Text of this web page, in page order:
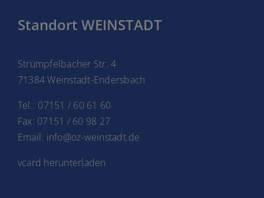
Standort WEINSTADT
Strümpfelbacher Str. 4
71384 Weinstadt-Endersbach
Tel.: 07151 / 60 61 60
Fax: 07151 / 60 98 27
Email: info@oz-weinstadt.de
vcard herunterladen